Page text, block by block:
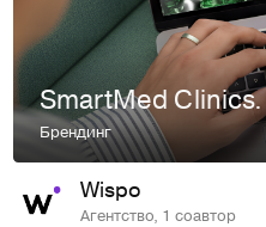
Брендинг
Wispo
Агентство, 1 соавтор